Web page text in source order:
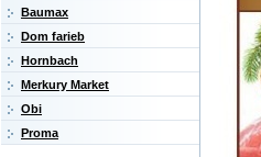
Baumax
Dom farieb
Hornbach
Merkury Market
Obi
Proma